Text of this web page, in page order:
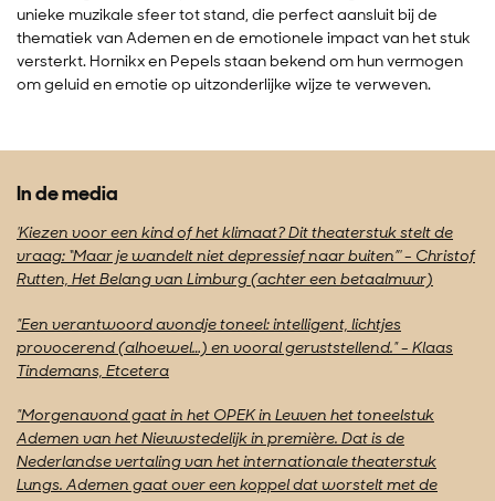
unieke muzikale sfeer tot stand, die perfect aansluit bij de
thematiek van Ademen en de emotionele impact van het stuk
versterkt. Hornikx en Pepels staan bekend om hun vermogen
om geluid en emotie op uitzonderlijke wijze te verweven​.
In de media
'Kiezen voor een kind of het klimaat? Dit theaterstuk stelt de
vraag: “Maar je wandelt niet depressief naar buiten”' - Christof
Rutten, Het Belang van Limburg (achter een betaalmuur)
"Een verantwoord avondje toneel: intelligent, lichtjes
provocerend (alhoewel…) en vooral geruststellend." - Klaas
Tindemans, Etcetera
"Morgenavond gaat in het OPEK in Leuven het toneelstuk
Ademen van het Nieuwstedelijk in première. Dat is de
Nederlandse vertaling van het internationale theaterstuk
Lungs. Ademen gaat over een koppel dat worstelt met de